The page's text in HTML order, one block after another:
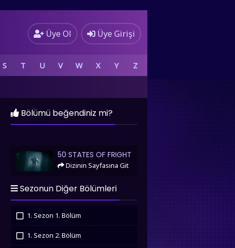
Üye Ol Üye Girişi
S T U V W X Y Z
Bölümü beğendiniz mi?
50 States of Fright50 STATES OF FRIGHT
Dizinin Sayfasına Git
Sezonun Diğer Bölümleri
1. Sezon 1. Bölüm
1. Sezon 2. Bölüm